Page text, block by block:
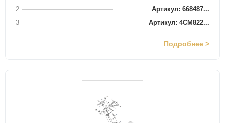
2
Артикул: 668487...
3
Артикул: 4CM822...
Подробнее >